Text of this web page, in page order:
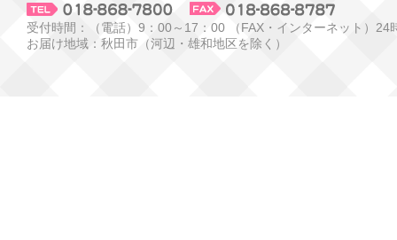
受付時間：（電話）9：00～17：00 （FAX・インターネット）24
お届け地域：秋田市（河辺・雄和地区を除く）